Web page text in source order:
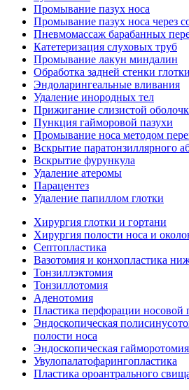
Промывание пазух носа
Промывание пазух носа через
Пневмомассаж барабанных
Катетеризация слуховых труб
Промывание лакун миндалин
Обработка задней стенки глотки
Эндоларингеальные вливания
Удаление инородных тел
Прижигание слизистой
Пункция гайморовой пазухи
Промывание носа методом
Вскрытие паратонзиллярного
Вскрытие фурункула
Удаление атеромы
Парацентез
Удаление папиллом глотки
Хирургия глотки и гортани
Хирургия полости носа и
Септопластика
Вазотомия и конхопластика
Тонзиллэктомия
Тонзиллотомия
Аденотомия
Пластика перфорации носовой
Эндоскопическая
полости носа
Эндоскопическая гайморотомия
Увулопалатофарингопластика
Пластика ороантрального